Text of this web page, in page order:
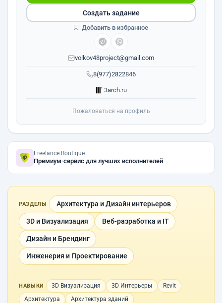
8(977)2822846
volkov48project@gmail.com
3arch.ru
Создать задание
Добавить в избранное
Пожаловаться на профиль
Freelance.Boutique
Премиум-сервис для лучших исполнителей
РАЗДЕЛЫ Архитектура и Дизайн интерьеров
3D и Визуализация Веб-разработка и IT
Дизайн и Брендинг
Инженерия и Проектирование
НАВЫКИ 3D Визуализация 3D Интерьеры
Revit
Архитектура
Архитектура зданий